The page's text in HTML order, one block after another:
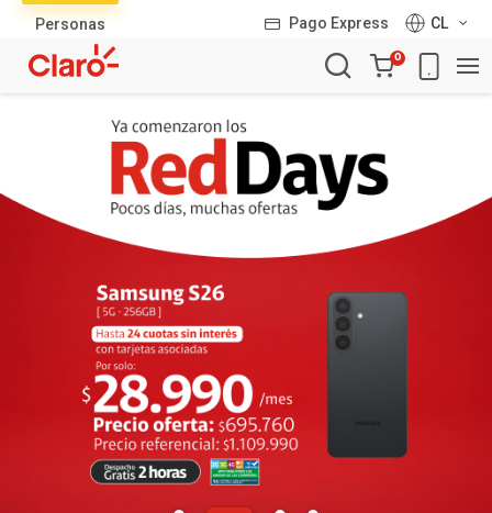
Personas Pago Express
CL
Carro
de
0
productos